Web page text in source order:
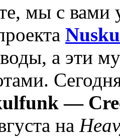
мы с вами
а эти
—
на